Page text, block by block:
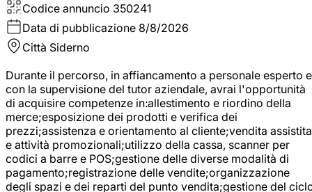
Codice annuncio 350241
Data di pubblicazione 8/8/2026
Città Siderno
Durante il percorso, in affiancamento a personale esperto e
con la supervisione del tutor aziendale, avrai l'opportunità
di acquisire competenze in:allestimento e riordino della
merce;esposizione dei prodotti e verifica dei
prezzi;assistenza e orientamento al cliente;vendita assistita
e attività promozionali;utilizzo della cassa, scanner per
codici a barre e POS;gestione delle diverse modalità di
pagamento;registrazione delle vendite;organizzazione
degli spazi e dei reparti del punto vendita;gestione del